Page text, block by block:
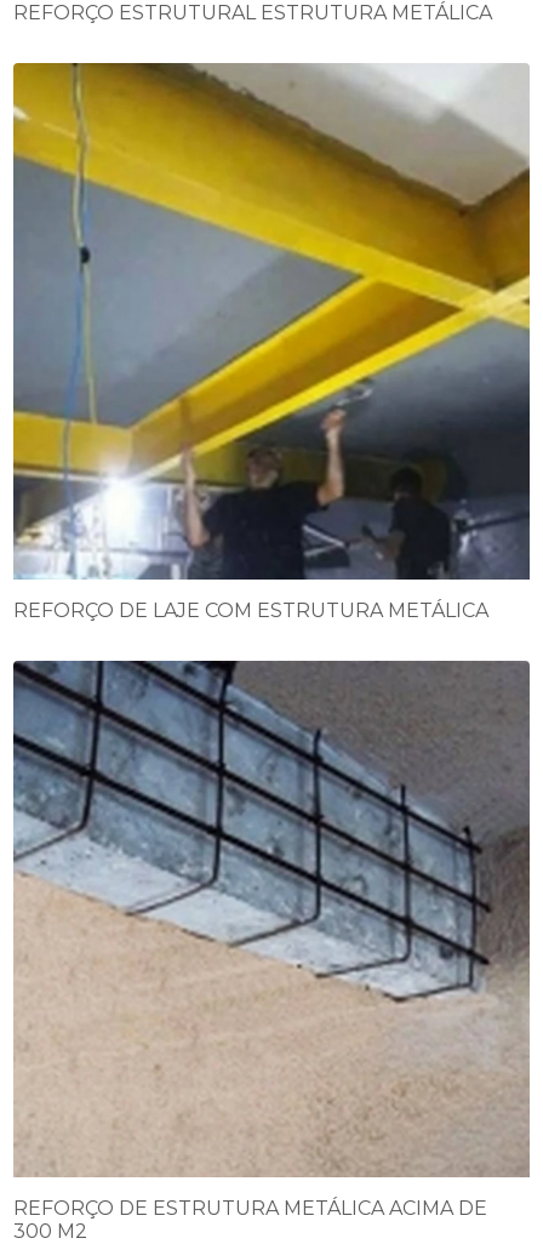
REFORÇO ESTRUTURAL ESTRUTURA METÁLICA
REFORÇO DE LAJE COM ESTRUTURA METÁLICA
REFORÇO DE ESTRUTURA METÁLICA ACIMA DE
300 M2